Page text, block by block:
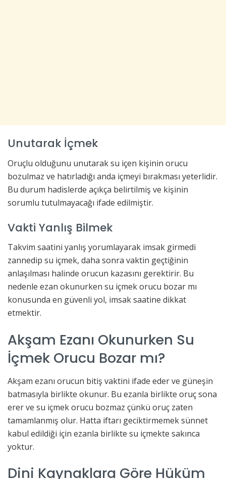
Unutarak İçmek
Oruçlu olduğunu unutarak su içen kişinin orucu
bozulmaz ve hatırladığı anda içmeyi bırakması yeterlidir.
Bu durum hadislerde açıkça belirtilmiş ve kişinin
sorumlu tutulmayacağı ifade edilmiştir.
Vakti Yanlış Bilmek
Takvim saatini yanlış yorumlayarak imsak girmedi
zannedip su içmek, daha sonra vaktin geçtiğinin
anlaşılması halinde orucun kazasını gerektirir. Bu
nedenle ezan okunurken su içmek orucu bozar mı
konusunda en güvenli yol, imsak saatine dikkat
etmektir.
Akşam Ezanı Okunurken Su
İçmek Orucu Bozar mı?
Akşam ezanı orucun bitiş vaktini ifade eder ve güneşin
batmasıyla birlikte okunur. Bu ezanla birlikte oruç sona
erer ve su içmek orucu bozmaz çünkü oruç zaten
tamamlanmış olur. Hatta iftarı geciktirmemek sünnet
kabul edildiği için ezanla birlikte su içmekte sakınca
yoktur.
Dini Kaynaklara Göre Hüküm